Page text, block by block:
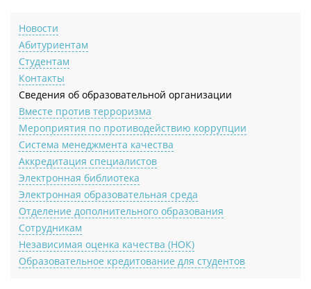
Новости
Абитуриентам
Студентам
Контакты
Сведения об образовательной организации
Вместе против терроризма
Мероприятия по противодействию коррупции
Система менеджмента качества
Аккредитация специалистов
Электронная библиотека
Электронная образовательная среда
Отделение дополнительного образования
Сотрудникам
Независимая оценка качества (НОК)
Образовательное кредитование для студентов